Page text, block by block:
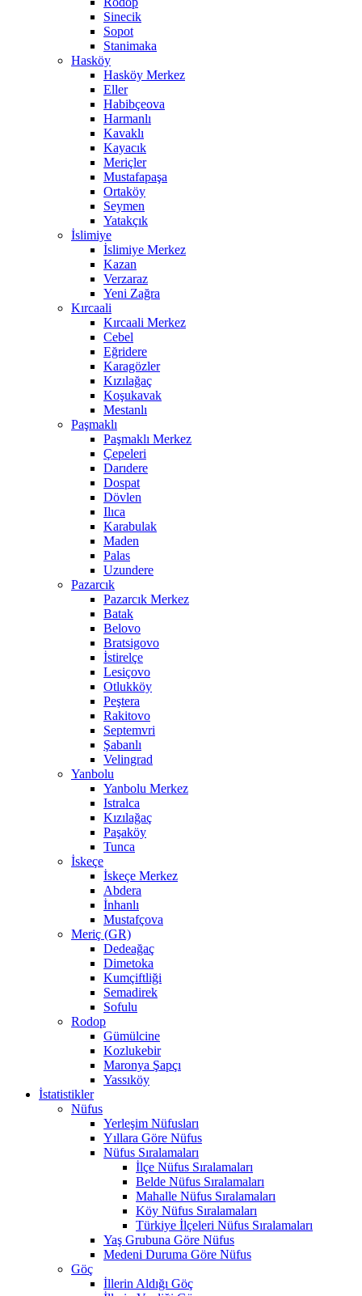
Sinecik
Sopot
Stanimaka
Hasköy
Hasköy Merkez
Eller
Habibçeova
Harmanlı
Kavaklı
Kayacık
Meriçler
Mustafapaşa
Ortaköy
Seymen
Yatakçık
İslimiye
İslimiye Merkez
Kazan
Verzaraz
Yeni Zağra
Kırcaali
Kırcaali Merkez
Cebel
Eğridere
Karagözler
Kızılağaç
Koşukavak
Mestanlı
Paşmaklı
Paşmaklı Merkez
Çepeleri
Darıdere
Dospat
Dövlen
Ilıca
Karabulak
Maden
Palas
Uzundere
Pazarcık
Pazarcık Merkez
Batak
Belovo
Bratsigovo
İstirelçe
Lesiçovo
Otlukköy
Peştera
Rakitovo
Septemvri
Şabanlı
Velingrad
Yanbolu
Yanbolu Merkez
Istralca
Kızılağaç
Paşaköy
Tunca
İskeçe
İskeçe Merkez
Abdera
İnhanlı
Mustafçova
Meriç (GR)
Dedeağaç
Dimetoka
Kumçiftliği
Semadirek
Sofulu
Rodop
Gümülcine
Kozlukebir
Maronya Şapçı
Yassıköy
İstatistikler
Nüfus
Yerleşim Nüfusları
Yıllara Göre Nüfus
Nüfus Sıralamaları
İlçe Nüfus Sıralamaları
Belde Nüfus Sıralamaları
Mahalle Nüfus Sıralamaları
Köy Nüfus Sıralamaları
Türkiye İlçeleri Nüfus Sıralamaları
Yaş Grubuna Göre Nüfus
Medeni Duruma Göre Nüfus
Göç
İllerin Aldığı Göç